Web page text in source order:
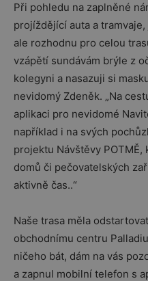
Při pohledu na zaplněné
projíždějící auta a
ale rozhodnu pro celou
vzápětí sundávám brýle z
kolegyni a nasazuji si
nevidomý Zdeněk. „Na
aplikaci pro nevidomé
například i na svých
projektu Návštěvy
domů či pečovatelských
aktivně čas..“
Naše trasa měla
obchodnímu centru
ničeho bát, dám na vás
a zapnul mobilní telefon s